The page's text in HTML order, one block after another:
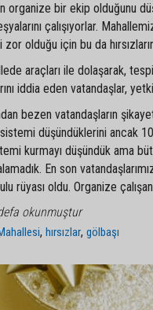
organize bir ekip olduğunu
çalışıyorlar.
zor olduğu için bu da
araçları ile dolaşarak,
iddia eden vatandaşlar,
bezen vatandaşların
düşündüklerini ancak
kurmayı düşündük ama
En son
rüyası oldu. Organize
okunmuştur
,hırsızlar,gölbaşı